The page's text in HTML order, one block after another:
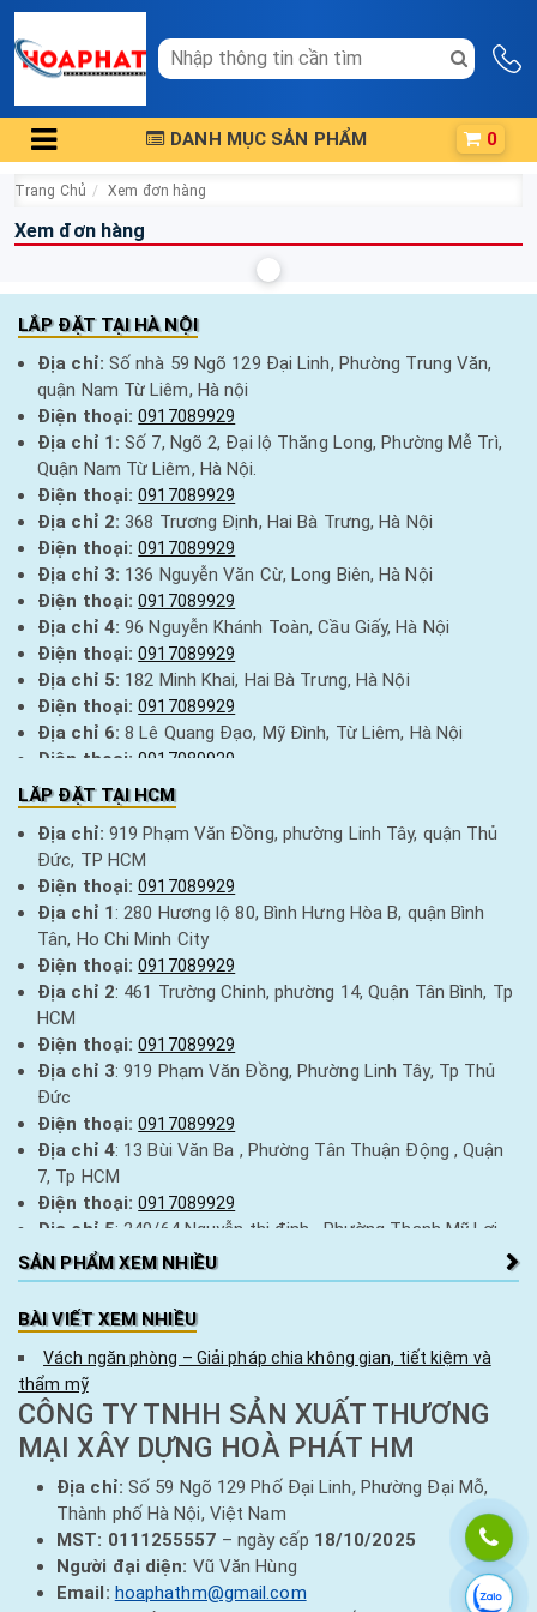
DANH MỤC SẢN PHẨM 0
Trang Chủ Xem đơn hàng
Xem đơn hàng
LẮP ĐẶT TẠI HÀ NỘI
Địa chỉ: Số nhà 59 Ngõ 129 Đại Linh, Phường Trung Văn,
quận Nam Từ Liêm, Hà nội
Điện thoại: 0917089929
Địa chỉ 1: Số 7, Ngõ 2, Đại lộ Thăng Long, Phường Mễ Trì,
Quận Nam Từ Liêm, Hà Nội.
Điện thoại: 0917089929
Địa chỉ 2: 368 Trương Định, Hai Bà Trưng, Hà Nội
Điện thoại: 0917089929
Địa chỉ 3: 136 Nguyễn Văn Cừ, Long Biên, Hà Nội
Điện thoại: 0917089929
Địa chỉ 4: 96 Nguyễn Khánh Toàn, Cầu Giấy, Hà Nội
Điện thoại: 0917089929
Địa chỉ 5: 182 Minh Khai, Hai Bà Trưng, Hà Nội
Điện thoại: 0917089929
Địa chỉ 6: 8 Lê Quang Đạo, Mỹ Đình, Từ Liêm, Hà Nội
Điện thoại: 0917089929
Địa chỉ 7:376 Quang Trung, Hà Đông, Hà Nội
Điện thoại: 0917089929
Địa chỉ 8: 15 Hàng Điếu, Hoàn Kiếm, Hà Nội
Điện thoại: 0917089929
Địa chỉ 9:256 Thái Thịnh, Đống Đa, Hà Nội
Điện thoại: 0917089929
Địa chỉ 10: 92 Nguyễn Trãi, Thanh Xuân, Hà Nội
Điện thoại: 0917089929
Địa chỉ 11:85 Nguyễn Bình Khiêm, Ngô Quyền, Hải Phòng
Điện thoại:
Địa chỉ 12:105 Nguyễn Viết Xuân, thành phố Ninh Bình
Điện thoại: 0917089929
Địa chỉ 13:
Điện thoại: 0917089929
Địa chỉ 14:36 Ngọc Huệ, thị xã Bỉm Sơn, Thanh Hoá
Điện thoại:
LĂP ĐẶT TẠI HCM
Địa chỉ: 919 Phạm Văn Đồng, phường Linh Tây, quận Thủ
Đức, TP HCM
Điện thoại: 0917089929
Địa chỉ 1: 280 Hương lộ 80, Bình Hưng Hòa B, quận Bình
Tân, Ho Chi Minh City
Điện thoại: 0917089929
Địa chỉ 2: 461 Trường Chinh, phường 14, Quận Tân Bình, Tp
HCM
Điện thoại: 0917089929
Địa chỉ 3: 919 Phạm Văn Đồng, Phường Linh Tây, Tp Thủ
Đức
Điện thoại: 0917089929
Địa chỉ 4: 13 Bùi Văn Ba , Phường Tân Thuận Động , Quận
7, Tp HCM
Điện thoại: 0917089929
Địa chỉ 5: 249/64 Nguyễn thị định , Phường Thạnh Mỹ Lợi ,
Tp Thủ Đức
Điện thoại: 0917089929
SẢN PHẨM XEM NHIỀU
BÀI VIẾT XEM NHIỀU
Vách ngăn phòng – Giải pháp chia không gian, tiết kiệm và
thẩm mỹ
CÔNG TY TNHH SẢN XUẤT THƯƠNG
MẠI XÂY DỰNG HOÀ PHÁT HM
Địa chỉ: Số 59 Ngõ 129 Phố Đại Linh, Phường Đại Mỗ,
Thành phố Hà Nội, Việt Nam
MST: 0111255557 – ngày cấp 18/10/2025
Người đại diện: Vũ Văn Hùng
Email: hoaphathm@gmail.com